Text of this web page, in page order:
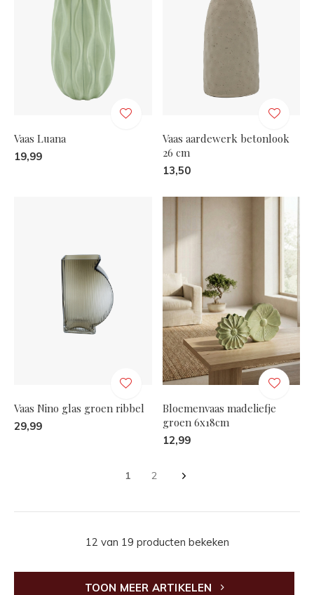
Vaas Luana
19,99
Vaas aardewerk betonlook
26 cm
13,50
Vaas Nino glas groen ribbel
29,99
Bloemenvaas madeliefje
groen 6x18cm
12,99
1 2
12 van 19 producten bekeken
TOON MEER ARTIKELEN